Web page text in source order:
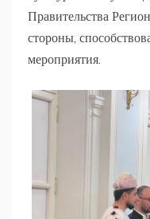
Правительства
стороны,
мероприятия.